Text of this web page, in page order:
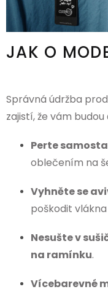
JAK O
Správná údržba
zajistí, že vám
Perte
oblečením na
Vyhněte se
poškodit
Nesušte v
na ramínku.
Vícebarevné